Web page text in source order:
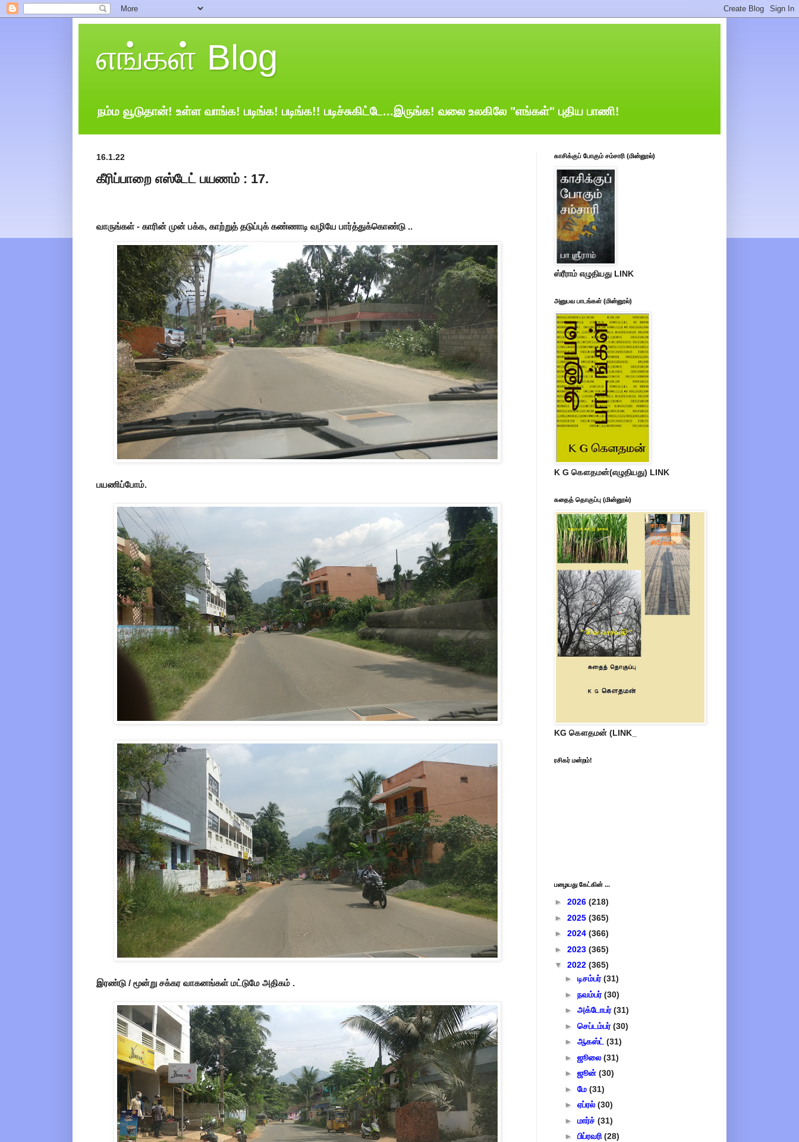
எங்கள் Blog
நம்ம வூடுதான்! உள்ள வாங்க! படிங்க! படிங்க!! படிச்சுகிட்டே...இருங்க! வலை உலகிலே "எங்கள்" புதிய பாணி!
16.1.22
கீரிப்பாறை எஸ்டேட் பயணம் : 17.
வாருங்கள் - காரின் முன் பக்க, காற்றுத் தடுப்புக் கண்ணாடி வழியே பார்த்துக்கொண்டு ..
பயணிப்போம்.
இரண்டு / மூன்று சக்கர வாகனங்கள் மட்டுமே அதிகம் .
காசிக்குப் போகும் சம்சாரி (மின்னூல்)
ஸ்ரீராம் எழுதியது LINK
அனுபவ பாடங்கள் (மின்னூல்)
K G கௌதமன்(எழுதியது) LINK
கதைத் தொகுப்பு (மின்னூல்)
KG கௌதமன் (LINK_
ரசிகர் மன்றம்!
பழையது கேட்கின் ...
► 2026 (218)
► 2025 (365)
► 2024 (366)
► 2023 (365)
▼ 2022 (365)
► டிசம்பர்(31)
► நவம்பர்(30)
► அக்டோபர்(31)
► செப்டம்பர்(30)
► ஆகஸ்ட் (31)
► ஜூலை(31)
► ஜூன் (30)
► மே (31)
► ஏப்ரல்(30)
► மார்ச் (31)
► பிப்ரவரி(28)